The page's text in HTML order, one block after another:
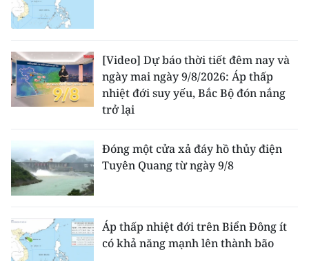
[Video] Dự báo thời tiết đêm nay và
ngày mai ngày 9/8/2026: Áp thấp
nhiệt đới suy yếu, Bắc Bộ đón nắng
trở lại
Đóng một cửa xả đáy hồ thủy điện
Tuyên Quang từ ngày 9/8
Áp thấp nhiệt đới trên Biển Đông ít
có khả năng mạnh lên thành bão